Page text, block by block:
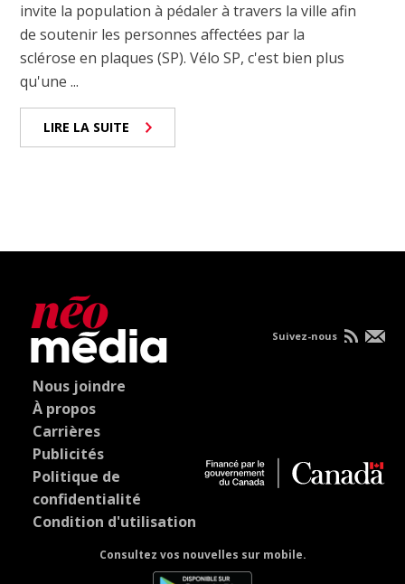
invite la population à pédaler à travers la ville afin
de soutenir les personnes affectées par la
sclérose en plaques (SP). Vélo SP, c'est bien plus
qu'une ...
LIRE LA SUITE
Nous joindre
À propos
Carrières
Publicités
Politique de
confidentialité
Condition d'utilisation
Consultez vos nouvelles sur mobile.
Suivez-nous